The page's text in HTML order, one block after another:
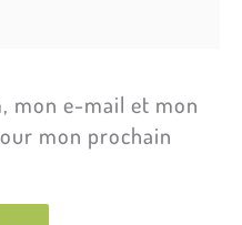
mon e-mail et mon
mon prochain